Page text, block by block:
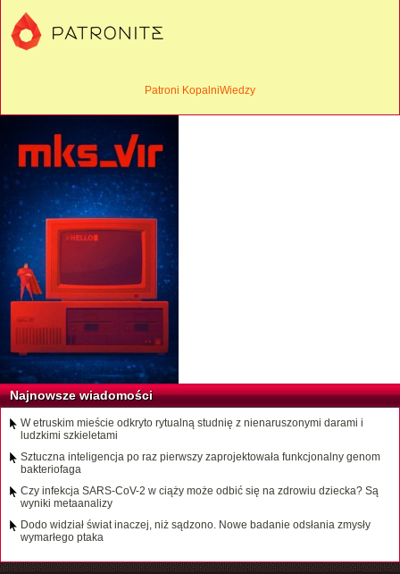
Patroni KopalniWiedzy
Najnowsze wiadomości
W etruskim mieście odkryto rytualną studnię z nienaruszonymi darami i
ludzkimi szkieletami
Sztuczna inteligencja po raz pierwszy zaprojektowała funkcjonalny genom
bakteriofaga
Czy infekcja SARS-CoV-2 w ciąży może odbić się na zdrowiu dziecka? Są
wyniki metaanalizy
Dodo widział świat inaczej, niż sądzono. Nowe badanie odsłania zmysły
wymarłego ptaka